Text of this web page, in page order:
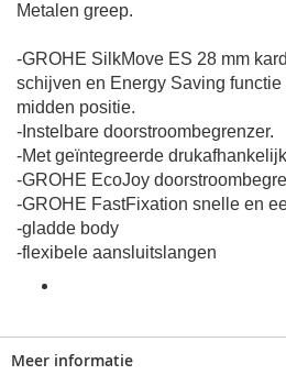
Metalen greep.
-GROHE SilkMove ES 28 mm
schijven en Energy Saving
midden positie.
-Instelbare doorstroombegrenzer.
-Met geïntegreerde
-GROHE EcoJoy
-GROHE FastFixation snelle en
-gladde body
-flexibele aansluitslangen
Meer informatie